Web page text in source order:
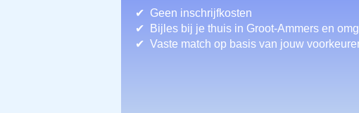
Geen inschrijfkosten
Bijles bij je thuis in Groot-Ammers en
Vaste match op basis van jouw